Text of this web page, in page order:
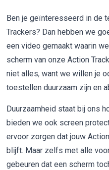
Ben je geïnteresseerd in de
Trackers? Dan hebben we
een video gemaakt waarin
scherm van onze Action
niet alles, want we willen je
toestellen duurzaam zijn en
Duurzaamheid staat bij ons
bieden we ook screen
ervoor zorgen dat jouw
blijft. Maar zelfs met alle
gebeuren dat een scherm